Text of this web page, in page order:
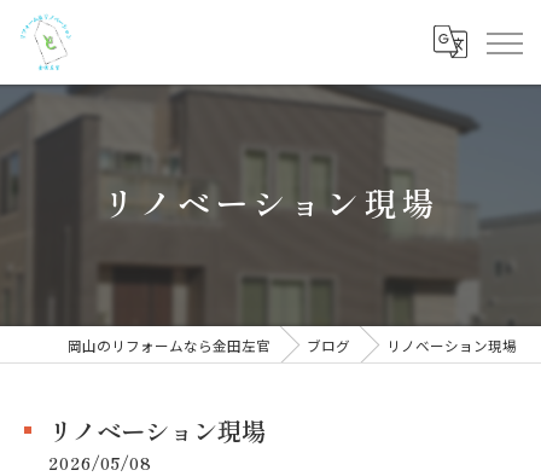
リノベーション現場
岡山のリフォームなら金田左官 ブログ リノベーション現場
リノベーション現場
2026/05/08